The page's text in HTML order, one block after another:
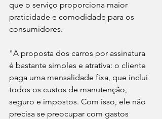
que o serviço proporciona maior
praticidade e comodidade para os
consumidores.
"A proposta dos carros por assinatura
é bastante simples e atrativa: o cliente
paga uma mensalidade fixa, que inclui
todos os custos de manutenção,
seguro e impostos. Com isso, ele não
precisa se preocupar com gastos